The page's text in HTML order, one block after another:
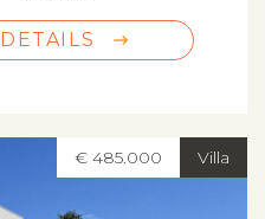
DETAILS
Villa
€ 485.000